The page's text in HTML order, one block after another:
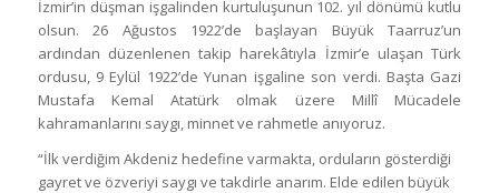
İzmir’in düşman işgalinden kurtuluşunun 102. yıl dönümü kutlu
olsun. 26 Ağustos 1922’de başlayan Büyük Taarruz’un
ardından düzenlenen takip harekâtıyla İzmir’e ulaşan Türk
ordusu, 9 Eylül 1922’de Yunan işgaline son verdi. Başta Gazi
Mustafa Kemal Atatürk olmak üzere Millî Mücadele
kahramanlarını saygı, minnet ve rahmetle anıyoruz.
“İlk verdiğim Akdeniz hedefine varmakta, orduların gösterdiği
gayret ve özveriyi saygı ve takdirle anarım. Elde edilen büyük